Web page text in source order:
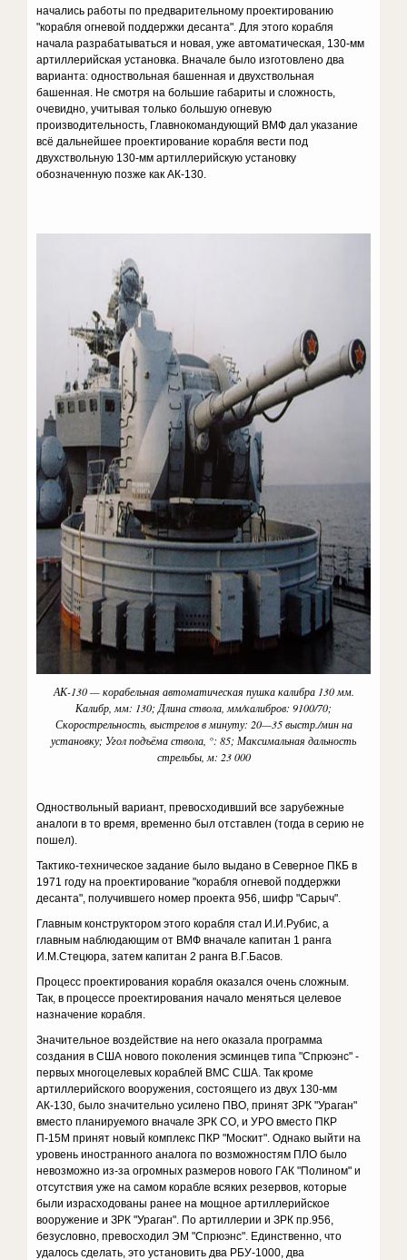
начались работы по предварительному проектированию
"корабля огневой поддержки десанта". Для этого корабля
начала разрабатываться и новая, уже автоматическая, 130-мм
артиллерийская установка. Вначале было изготовлено два
варианта: одноствольная башенная и двухствольная
башенная. Не смотря на большие габариты и сложность,
очевидно, учитывая только большую огневую
производительность, Главнокомандующий ВМФ дал указание
всё дальнейшее проектирование корабля вести под
двухствольную 130-мм артиллерийскую установку
обозначенную позже как АК-130.
АК-130 — корабельная автоматическая пушка калибра 130 мм.
Калибр, мм: 130; Длина ствола, мм/калибров: 9100/70;
Скорострельность, выстрелов в минуту: 20—35 выстр./мин на
установку; Угол подъёма ствола, °: 85; Максимальная дальность
стрельбы, м: 23 000
Одноствольный вариант, превосходивший все зарубежные
аналоги в то время, временно был отставлен (тогда в серию не
пошел).
Тактико-техническое задание было выдано в Северное ПКБ в
1971 году на проектирование "корабля огневой поддержки
десанта", получившего номер проекта 956, шифр "Сарыч".
Главным конструктором этого корабля стал И.И.Рубис, а
главным наблюдающим от ВМФ вначале капитан 1 ранга
И.М.Стецюра, затем капитан 2 ранга В.Г.Басов.
Процесс проектирования корабля оказался очень сложным.
Так, в процессе проектирования начало меняться целевое
назначение корабля.
Значительное воздействие на него оказала программа
создания в США нового поколения эсминцев типа "Спрюэнс" -
первых многоцелевых кораблей ВМС США. Так кроме
артиллерийского вооружения, состоящего из двух 130-мм
АК-130, было значительно усилено ПВО, принят ЗРК "Ураган"
вместо планируемого вначале ЗРК СО, и УРО вместо ПКР
П-15М принят новый комплекс ПКР "Москит". Однако выйти на
уровень иностранного аналога по возможностям ПЛО было
невозможно из-за огромных размеров нового ГАК "Полином" и
отсутствия уже на самом корабле всяких резервов, которые
были израсходованы ранее на мощное артиллерийское
вооружение и ЗРК "Ураган". По артиллерии и ЗРК пр.956,
безусловно, превосходил ЭМ "Спрюэнс". Единственно, что
удалось сделать, это установить два РБУ-1000, два